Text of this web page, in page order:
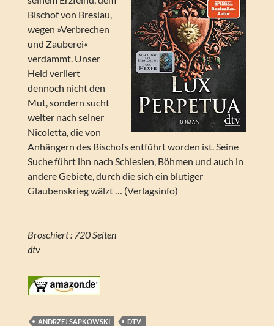
Bischof von Breslau,
wegen »Verbrechen
und Zauberei«
verdammt. Unser
Held verliert
dennoch nicht den
Mut, sondern sucht
weiter nach seiner
Nicoletta, die von
Anhängern des Bischofs entführt worden ist. Seine
Suche führt ihn nach Schlesien, Böhmen und auch in
andere Gebiete, durch die sich ein blutiger
Glaubenskrieg wälzt … (Verlagsinfo)
Broschiert : 720 Seiten
dtv
ANDRZEJ SAPKOWSKI DTV